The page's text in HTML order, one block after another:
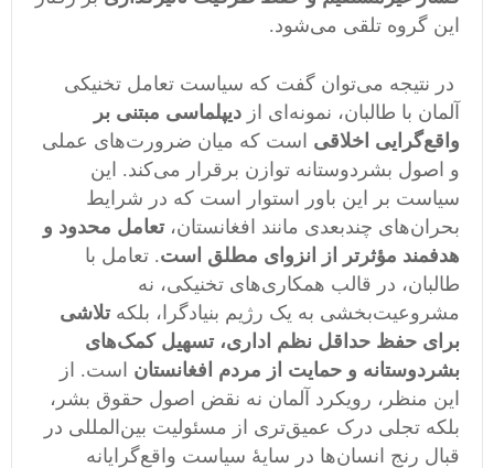
این گروه تلقی می‌شود.
در نتیجه می‌توان گفت که سیاست تعامل تخنیکی
آلمان با طالبان، نمونه‌ای از دیپلماسی مبتنی بر
واقع‌گرایی اخلاقی است که میان ضرورت‌های عملی
و اصول بشردوستانه توازن برقرار می‌کند. این
سیاست بر این باور استوار است که در شرایط
بحران‌های چندبعدی مانند افغانستان، تعامل محدود و
هدفمند مؤثرتر از انزوای مطلق است. تعامل با
طالبان، در قالب همکاری‌های تخنیکی، نه
مشروعیت‌بخشی به یک رژیم بنیادگرا، بلکه تلاشی
برای حفظ حداقل نظم اداری، تسهیل کمک‌های
بشردوستانه و حمایت از مردم افغانستان است. از
این منظر، رویکرد آلمان نه نقض اصول حقوق بشر،
بلکه تجلی درک عمیق‌تری از مسئولیت بین‌المللی در
قبال رنج انسان‌ها در سایهٔ سیاست واقع‌گرایانه